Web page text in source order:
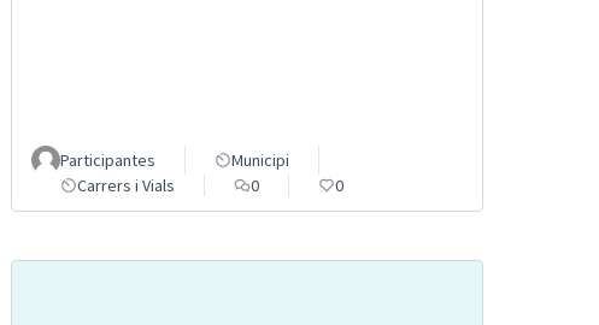
Participantes
Municipi
Carrers i Vials
0 0